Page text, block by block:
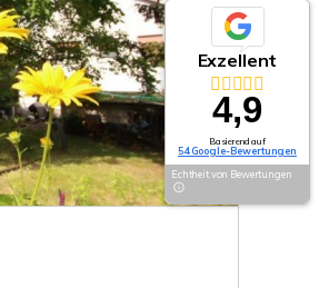
Exzellent
4,9
Basierend auf
54 Google-Bewertungen
Echtheit von Bewertungen